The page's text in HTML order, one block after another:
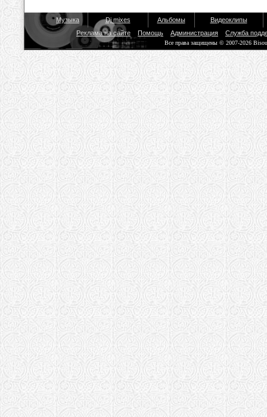
Музыка Dj mixes Альбомы
Видеоклипы
Реклама на сайте
Помощь Администрация Служба
Все права защищены © 2007-2026